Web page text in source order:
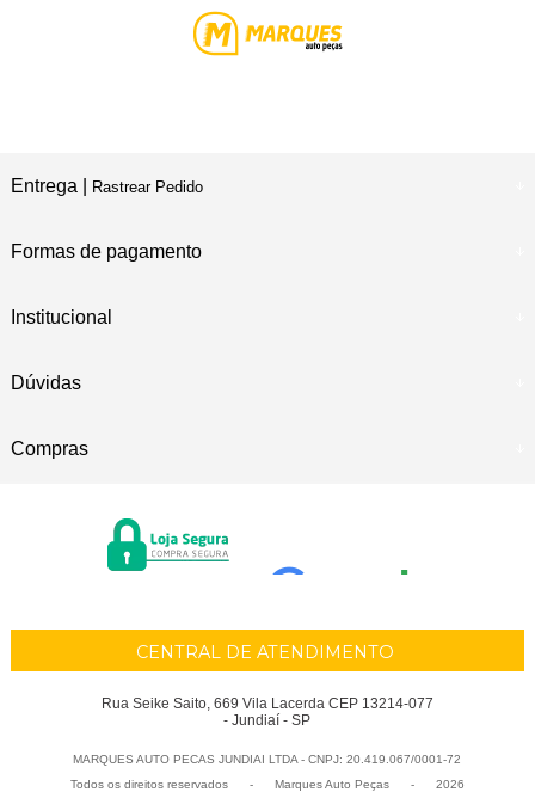
Entrega | Rastrear Pedido
Formas de pagamento
Institucional
Dúvidas
Compras
CENTRAL DE ATENDIMENTO
Rua Seike Saito, 669 Vila Lacerda CEP 13214-077
- Jundiaí - SP
MARQUES AUTO PECAS JUNDIAI LTDA - CNPJ: 20.419.067/0001-72
Todos os direitos reservados
- Marques Auto Peças - 2026